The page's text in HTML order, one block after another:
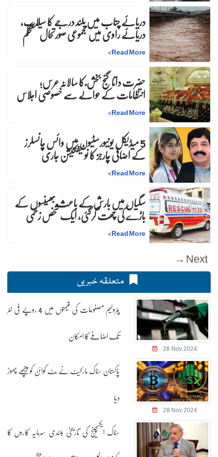
دریائے چناب میں بلند درجے کا سیلاب،
دریائے راوی میں مجموعی صورتحال مستحکم
Read More
>
حضرت داتا گنج بخش ؒ کا سالانہ عرس;
انتظامات کے حوالے سے خصوصی اجلاس
Read More
>
5 میڈیکل یونیورسٹیوں میں وائس چانسلرز
کے اضافی چارجز کا نوٹیفکیشن جاری
Read More
>
سگیاں میں بارش کے باعث بھینسوں کے
باڑے کی چھت گرگئی، ایک شخص زخمی
Read More
>
Next →
متعلقہ خبریں
28 Nov 2024
پٹرولیم مصنوعات کی قیمتوں میں 4 روپے فی لٹر
تک اضافے کا امکان
28 Nov 2024
پاکستان سٹاک مارکیٹ نے بٹ کوائن کو پیچھے چھوڑ
دیا
سٹاک ایکسچینج کی تاریخی بلندی سرمایہ کاروں کا